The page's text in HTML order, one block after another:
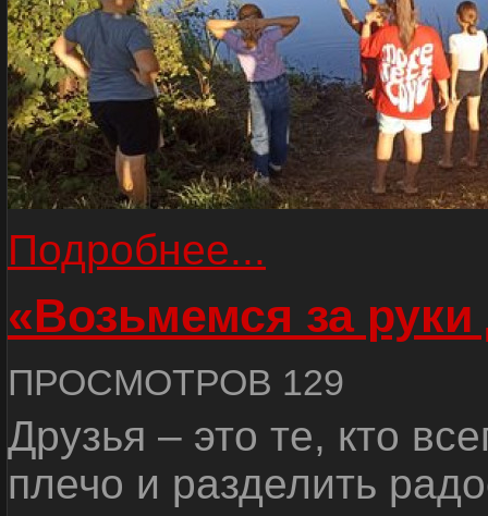
Подробнее...
«Возьмемся за руки
ПРОСМОТРОВ 129
Друзья – это те, кто
плечо и разделить